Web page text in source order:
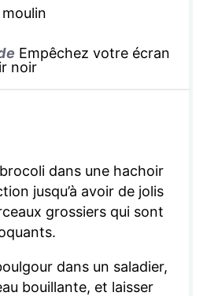
Empêchez votre écran
noir
dans une hachoir
jusqu’à avoir de jolis
grossiers qui sont
dans un saladier,
bouillante, et laisser